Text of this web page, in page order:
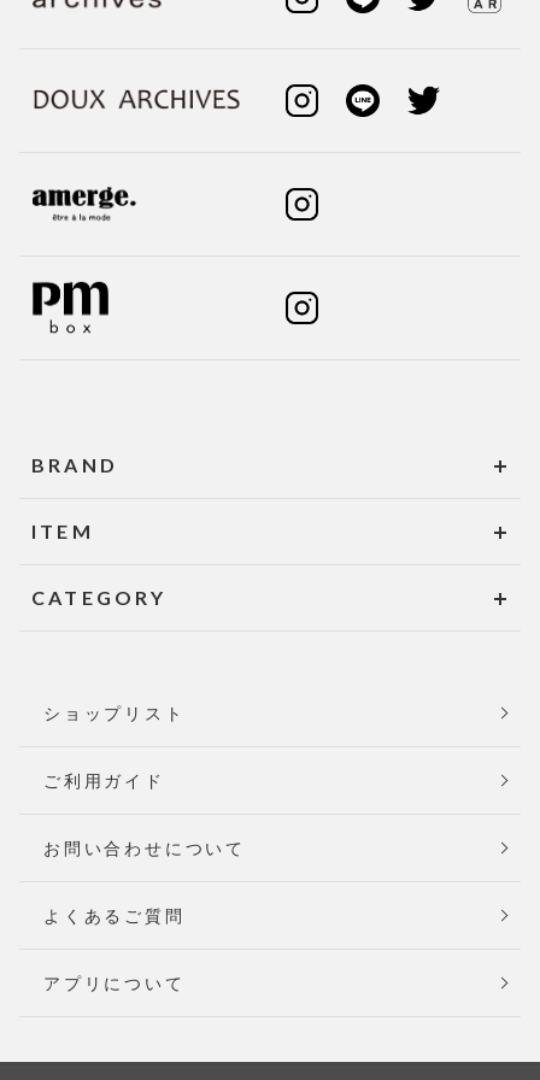
BRAND
ITEM
CATEGORY
ショップリスト
ご利用ガイド
お問い合わせについて
よくあるご質問
アプリについて